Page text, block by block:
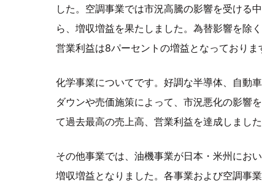
した。空調事業では市況高騰の影響を受ける
ら、増収増益を果たしました。為替影響を除
営業利益は8パーセントの増益となっておりま
化学事業についてです。好調な半導体、自動
ダウンや売価施策によって、市況悪化の影響
て過去最高の売上高、営業利益を達成しました
その他事業では、油機事業が日本・米州にお
増収増益となりました。各事業および空調事